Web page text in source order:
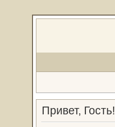
Привет, Гость!